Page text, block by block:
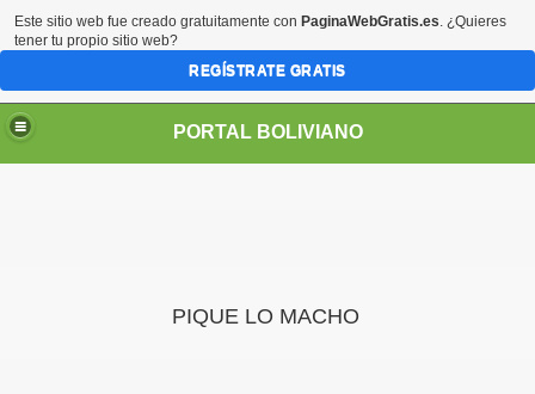
PORTAL BOLIVIANO
PIQUE LO MACHO
Este sitio web fue creado gratuitamente con PaginaWebGratis.es. ¿Quieres
tener tu propio sitio web?
REGÍSTRATE GRATIS